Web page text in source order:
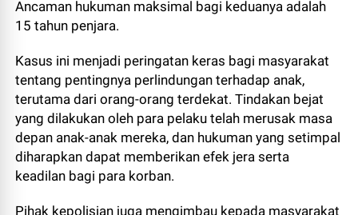
Ancaman hukuman maksimal bagi keduanya adalah
15 tahun penjara.
Kasus ini menjadi peringatan keras bagi masyarakat
tentang pentingnya perlindungan terhadap anak,
terutama dari orang-orang terdekat. Tindakan bejat
yang dilakukan oleh para pelaku telah merusak masa
depan anak-anak mereka, dan hukuman yang setimpal
diharapkan dapat memberikan efek jera serta
keadilan bagi para korban.
Pihak kepolisian juga mengimbau kepada masyarakat